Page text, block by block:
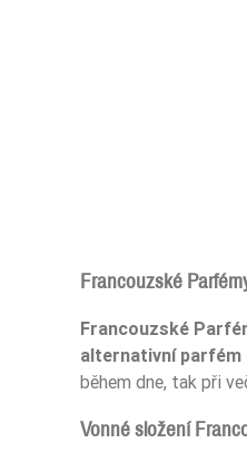
Francouzské
Francouzské
alternativní parfém
během dne, tak při
Vonné složení
Typ Zapachu
Typ Zapachu